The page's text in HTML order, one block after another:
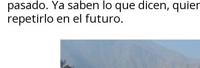
pasado. Ya saben lo que dicen,
repetirlo en el futuro.